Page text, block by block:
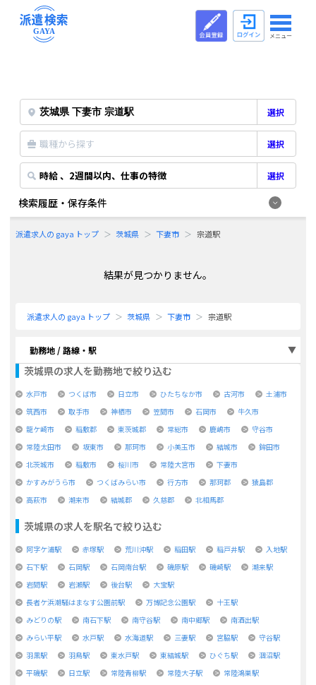
メニュー
選択
職種から探す 選択
時給 、2週間以内、仕事の特徴 選択
検索履歴・保存条件
派遣求人の gaya トップ 茨城県 下妻市 宗道駅
結果が見つかりません。
派遣求人の gaya トップ 茨城県 下妻市 宗道駅
勤務地 / 路線・駅
茨城県の求人を勤務地で絞り込む
水戸市 つくば市 日立市 ひたちなか市 古河市
土浦市
筑西市
取手市 神栖市 笠間市 石岡市
牛久市
龍ケ崎市
稲敷郡 東茨城郡 常総市 鹿嶋市
守谷市
常陸太田市
坂東市 那珂市 小美玉市 結城市
鉾田市
北茨城市
稲敷市 桜川市 常陸大宮市
下妻市
かすみがうら市
つくばみらい市 行方市 那珂郡
猿島郡
高萩市
潮来市 結城郡 久慈郡 北相馬郡
茨城県の求人を駅名で絞り込む
阿字ケ浦駅 赤塚駅 荒川沖駅 稲田駅 稲戸井駅
入地駅
石下駅
石岡駅 石岡南台駅 磯原駅 磯崎駅
潮来駅
岩間駅
岩瀬駅 後台駅
大宝駅
長者ケ浜潮騒はまなす公園前駅
万博記念公園駅
十王駅
みどりの駅
南石下駅 南守谷駅 南中郷駅
南酒出駅
みらい平駅
水戸駅 水海道駅 三妻駅 宮脇駅
守谷駅
羽黒駅
羽鳥駅 東水戸駅 東結城駅 ひぐち駅
涸沼駅
平磯駅
日立駅 常陸青柳駅 常陸大子駅
常陸鴻巣駅